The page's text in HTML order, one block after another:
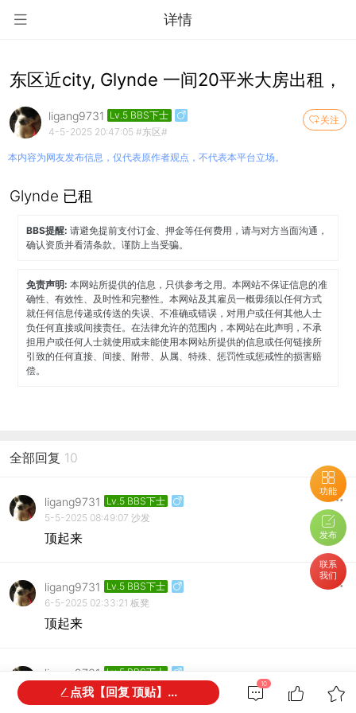
详情
功能
发布
联系
我们
东区近city, Glynde 一间20平米大房出租，
关注
ligang9731 Lv.5 BBS下士
4-5-2025 20:47:05 #东区#
本内容为网友发布信息，仅代表原作者观点，不代表本平台立场。
Glynde 已租
BBS提醒:请避免提前支付订金、押金等任何费用，请与对方当面沟通，
确认资质并看清条款。谨防上当受骗。
免责声明:本网站所提供的信息，只供参考之用。本网站不保证信息的准
确性、有效性、及时性和完整性。本网站及其雇员一概毋须以任何方式
就任何信息传递或传送的失误、不准确或错误，对用户或任何其他人士
负任何直接或间接责任。在法律允许的范围内，本网站在此声明，不承
担用户或任何人士就使用或未能使用本网站所提供的信息或任何链接所
引致的任何直接、间接、附带、从属、特殊、惩罚性或惩戒性的损害赔
偿。
全部回复 10
ligang9731
Lv.5 BBS下士
5-5-2025 08:49:07 沙发
顶起来
ligang9731
Lv.5 BBS下士
6-5-2025 02:33:21 板凳
顶起来
ligang9731 Lv.5 BBS下士
9-5-2025 09:47:16 地毯
顶起来
10
点我【回复 顶贴】...